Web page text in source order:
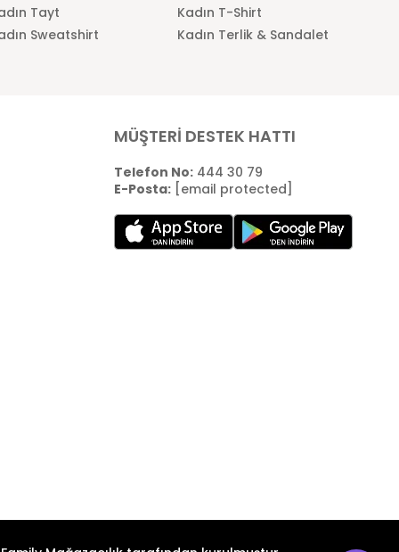
Tayt
Kadın T-Shirt
Sweatshirt Kadın Terlik & Sandalet
MÜŞTERİ DESTEK HATTI
Telefon No:444 30 79
E-Posta:
[email protected]